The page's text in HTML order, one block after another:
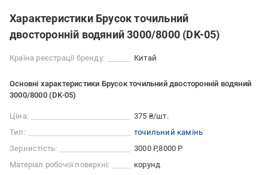
Характеристики Брусок точильний
двосторонній водяний 3000/8000 (DK-05)
Країна реєстрації бренду: Китай
Основні характеристики Брусок точильний двосторонній водяний
3000/8000 (DK-05)
Ціна:
375 ₴/шт.
Тип:
точильний камінь
Зернистість:
3000 Р 8000 Р
Матеріал робочої поверхні:
корунд